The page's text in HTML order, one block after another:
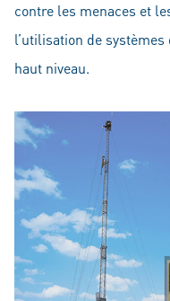
contre les menaces et
l’utilisation de
haut niveau.